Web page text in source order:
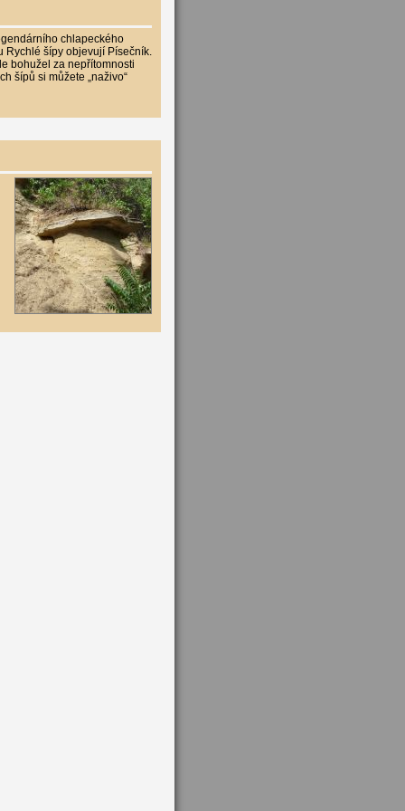
chlapeckého
Rychlé šípy objevují Písečník.
bohužel za nepřítomnosti
šípů si můžete „naživo“